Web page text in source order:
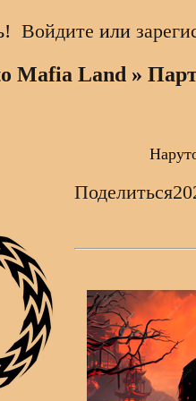
Войдите или
Mafia Land »
Поделиться